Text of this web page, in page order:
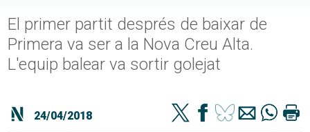
El primer partit després de baixar de
Primera va ser a la Nova Creu Alta.
L'equip balear va sortir golejat
24/04/2018